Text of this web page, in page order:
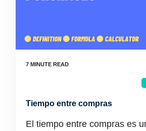
Tiempo entre compras
El tiempo entre compras es